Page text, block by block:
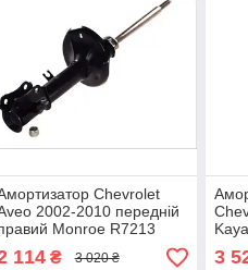
Chevrolet
2002-2010 передній
Monroe R7213
масляний
114₴ 3 020 ₴ 3